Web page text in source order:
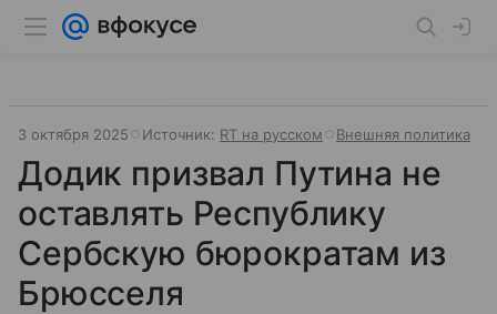
3 октября 2025 Источник: RT на русском Внешняя политика
Додик призвал Путина не
оставлять Республику
Сербскую бюрократам из
Брюсселя